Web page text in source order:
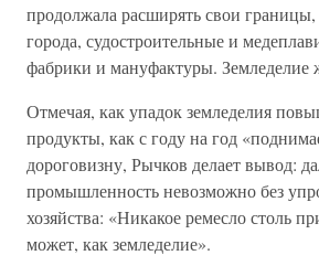
продолжала расширять свои
города, судостроительные и
фабрики и мануфактуры. Земледелие
Отмечая, как упадок земледелия
продукты, как с году на год
дороговизну, Рычков делает вывод:
промышленность невозможно без
хозяйства: «Никакое ремесло столь
может, как земледелие».